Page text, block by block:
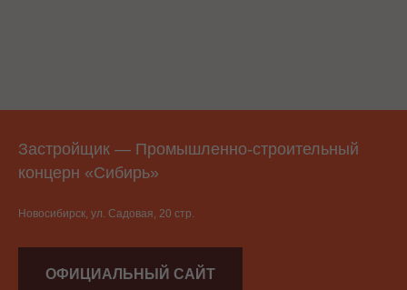
Застройщик — Промышленно-строительный
концерн «Сибирь»
Новосибирск, ул. Садовая, 20 стр.
ОФИЦИАЛЬНЫЙ САЙТ